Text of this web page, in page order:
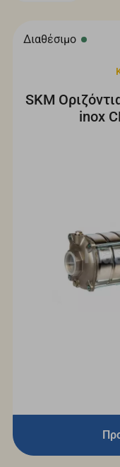
Διαθέσιμο
SKM
inox